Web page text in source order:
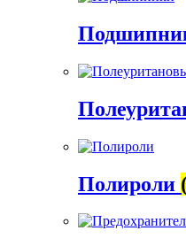
Полироли